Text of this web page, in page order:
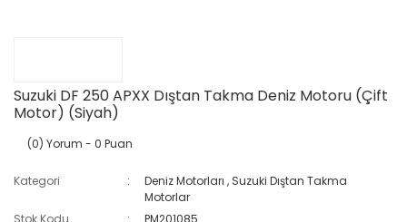
Suzuki DF 250 APXX Dıştan Takma Deniz Motoru (Çift
Motor) (Siyah)
(0) Yorum - 0 Puan
Kategori Deniz Motorları , Suzuki Dıştan Takma
Motorlar
Stok Kodu
PM201085